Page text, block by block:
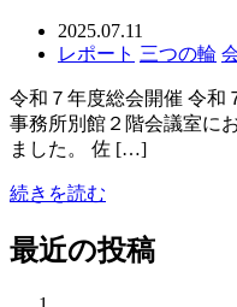
2025.07.11
レポート 三つの輪
令和７年度総会開催 令和
事務所別館２階会議室に
ました。 佐 […]
続きを読む
最近の投稿